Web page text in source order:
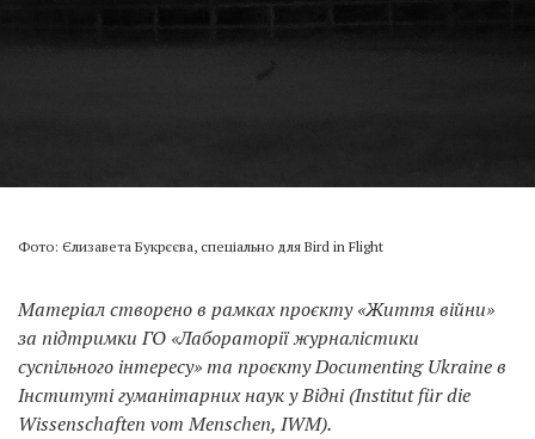
Фото: Єлизавета Букрєєва, спеціально для Bird in Flight
Матеріал створено в рамках проєкту «Життя війни»
за підтримки ГО «Лабораторії журналістики
суспільного інтересу» та проєкту Documenting Ukraine в
Інституті гуманітарних наук у Відні (Institut für die
Wissenschaften vom Menschen, IWM).